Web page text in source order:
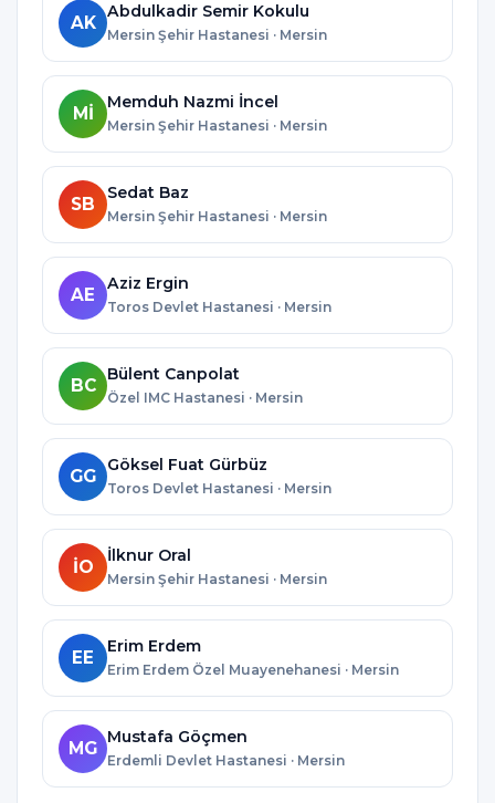
AK
Abdulkadir Semir Kokulu
Mersin Şehir Hastanesi · Mersin
Mİ
Memduh Nazmi İncel
Mersin Şehir Hastanesi · Mersin
SB
Sedat Baz
Mersin Şehir Hastanesi · Mersin
AE
Aziz Ergin
Toros Devlet Hastanesi · Mersin
BC
Bülent Canpolat
Özel IMC Hastanesi · Mersin
GG
Göksel Fuat Gürbüz
Toros Devlet Hastanesi · Mersin
İO
İlknur Oral
Mersin Şehir Hastanesi · Mersin
EE
Erim Erdem
Erim Erdem Özel Muayenehanesi · Mersin
MG
Mustafa Göçmen
Erdemli Devlet Hastanesi · Mersin